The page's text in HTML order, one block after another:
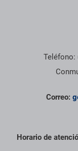
Teléfono:
Correo:
Horario de